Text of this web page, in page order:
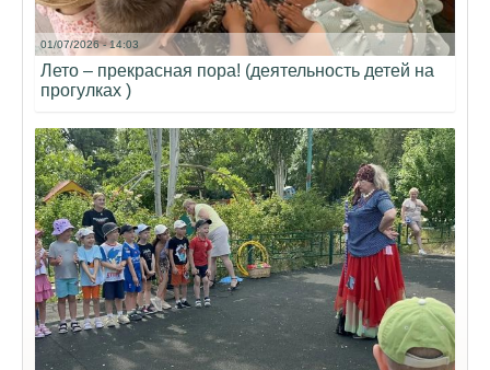
01/07/2026 - 14:03
Лето – прекрасная пора! (деятельность детей на
прогулках )